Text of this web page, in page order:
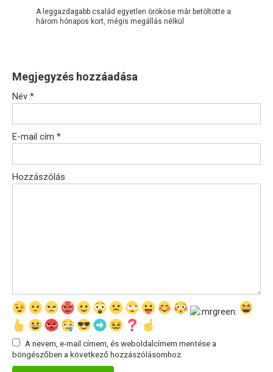
A leggazdagabb család egyetlen örököse már betöltötte a
három hónapos kort, mégis megállás nélkül
Megjegyzés hozzáadása
Név *
E-mail cím *
Hozzászólás
A nevem, e-mail címem, és weboldalcímem mentése a
böngészőben a következő hozzászólásomhoz.